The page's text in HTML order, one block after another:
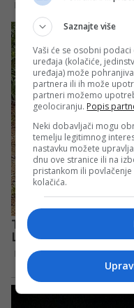
Saznajte više
Vaši će se osobni
uređaja (kolačiće,
uređaja) može
partnera ili ih može
partneri možemo
geolociranju. Popis
Neki dobavljači mogu
temelju legitimnog
nastavku možete
dnu ove stranice ili na
pristankom ili
kolačića.